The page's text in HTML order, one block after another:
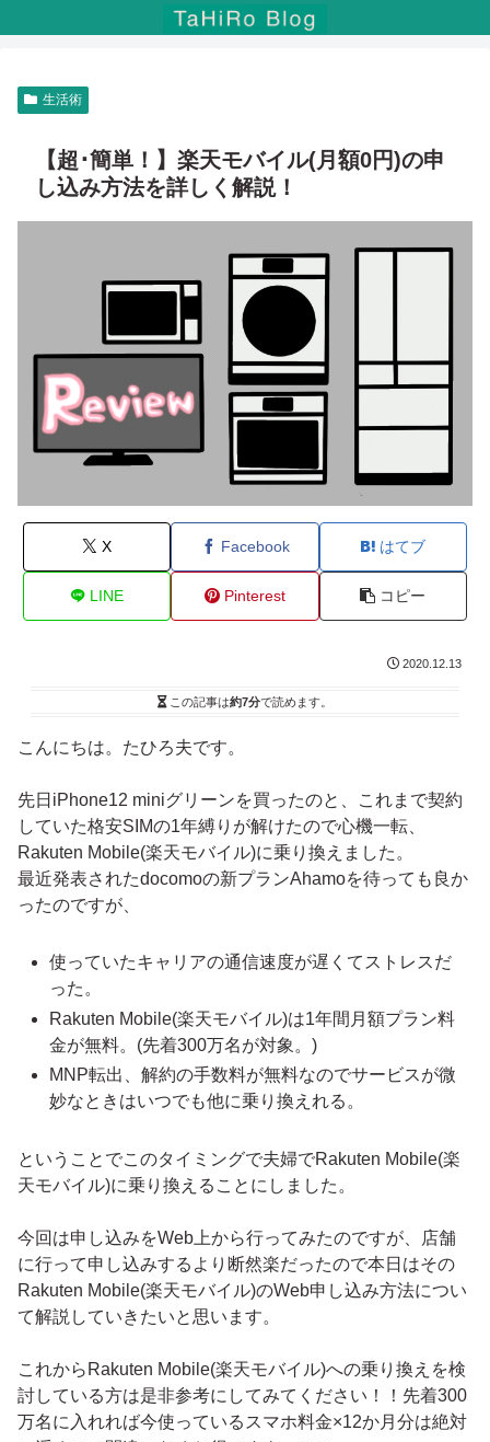
生活術
【超･簡単！】楽天モバイル(月額0円)の申
し込み方法を詳しく解説！
X Facebook はてブ
LINE Pinterest コピー
2020.12.13
この記事は約7分で読めます。
こんにちは。たひろ夫です。
先日iPhone12 miniグリーンを買ったのと、これまで契約
していた格安SIMの1年縛りが解けたので心機一転、
Rakuten Mobile(楽天モバイル)に乗り換えました。
最近発表されたdocomoの新プランAhamoを待っても良か
ったのですが、
使っていたキャリアの通信速度が遅くてストレスだ
った。
Rakuten Mobile(楽天モバイル)は1年間月額プラン料
金が無料。(先着300万名が対象。)
MNP転出、解約の手数料が無料なのでサービスが微
妙なときはいつでも他に乗り換えれる。
ということでこのタイミングで夫婦でRakuten Mobile(楽
天モバイル)に乗り換えることにしました。
今回は申し込みをWeb上から行ってみたのですが、店舗
に行って申し込みするより断然楽だったので本日はその
Rakuten Mobile(楽天モバイル)のWeb申し込み方法につい
て解説していきたいと思います。
これからRakuten Mobile(楽天モバイル)への乗り換えを検
討している方は是非参考にしてみてください！！先着300
万名に入れれば今使っているスマホ料金×12か月分は絶対